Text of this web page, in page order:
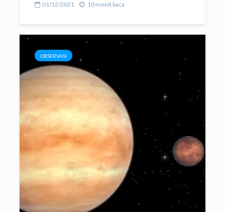
01/12/2021 10 menit baca
OBSERVASI